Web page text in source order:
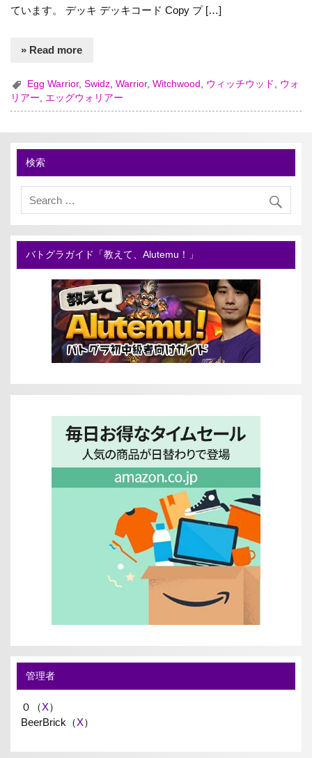
ています。 デッキ デッキコード Copy プ […]
» Read more
Egg Warrior,Swidz ,Warrior,Witchwood ウィッチウッド
ウォ
リアー, エッグウォリアー
検索
バトグラガイド「教えて、Alutemu！」
管理者
０（X）
BeerBrick（X）